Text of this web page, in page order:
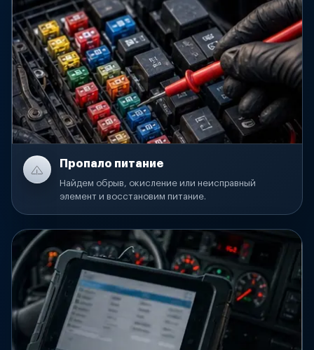
Пропало питание
Найдем обрыв, окисление или неисправный
элемент и восстановим питание.